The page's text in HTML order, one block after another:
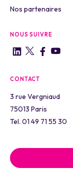
Nos partenaires
NOUS SUIVRE
CONTACT
3 rue Vergniaud
75013 Paris
Tel. 01 49 71 55 30